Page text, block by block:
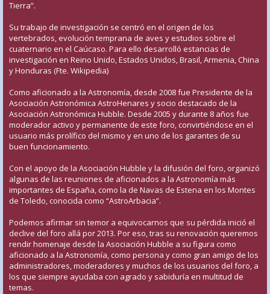
Tierra”.
Su trabajo de investigación se centró en el origen de los
vertebrados, evolución temprana de aves y estudios sobre el
cuaternario en el Caúcaso. Para ello desarrolló estancias de
investigación en Reino Unido, Estados Unidos, Brasil, Armenia, China
y Honduras (Fte. Wikipedia)
Como aficionado a la Astronomía, desde 2008 fue Presidente de la
Asociación Astronómica AstroHenares y socio destacado de la
Asociación Astronómica Hubble. Desde 2005 y durante 8 años fue
moderador activo y permanente de este foro, convirtiéndose en el
usuario más prolífico del mismo y en uno de los garantes de su
buen funcionamiento.
Con el apoyo de la Asociación Hubble y la difusión del foro, organizó
algunas de las reuniones de aficionados a la Astronomía más
importantes de España, como la de Navas de Estena en los Montes
de Toledo, conocida como “AstroArbacia”.
Podemos afirmar sin temor a equivocarnos que su pérdida inició el
declive del foro allá por 2013. Por eso, tras su renovación queremos
rendir homenaje desde la Asociación Hubble a su figura como
aficionado a la Astronomía, como persona y como gran amigo de los
administradores, moderadores y muchos de los usuarios del foro, a
los que siempre ayudaba con agrado y sabiduría en multitud de
temas.